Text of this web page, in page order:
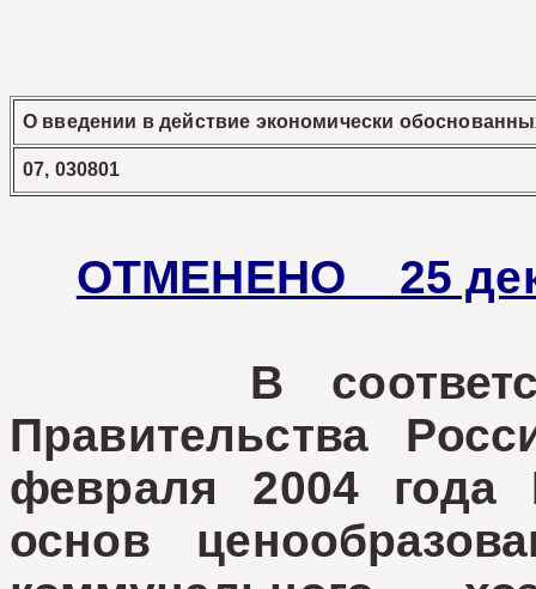
О введении в действие экономически
07, 030801
ОТМЕНЕНО 25
В
Правительства
февраля 2004
основ